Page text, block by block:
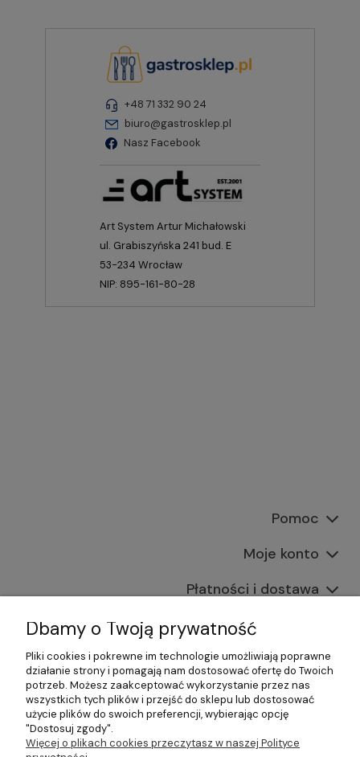
+48 71 332 90 24
biuro@gastrosklep.pl
Nasz Facebook
Art System Artur Michałowski
ul. Grabiszyńska 241 bud. E
53-234 Wrocław
NIP: 895-161-80-28
Pomoc
Moje konto
Płatności i dostawa
Informacje
O nas
©2026 Wszelkie Prawa Zastrzeżone | Gastrosklep |
Wyposażenie gastronomii, restauracji oraz barów
Dbamy o Twoją prywatność
Pliki cookies i pokrewne im technologie umożliwiają poprawne
działanie strony i pomagają nam dostosować ofertę do Twoich
potrzeb. Możesz zaakceptować wykorzystanie przez nas
wszystkich tych plików i przejść do sklepu lub dostosować
użycie plików do swoich preferencji, wybierając opcję
"Dostosuj zgody".
Więcej o plikach cookies przeczytasz w naszej Polityce